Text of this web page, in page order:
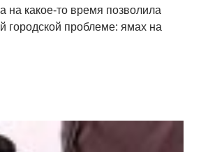
на какое-то время позволила
городской проблеме: ямах на